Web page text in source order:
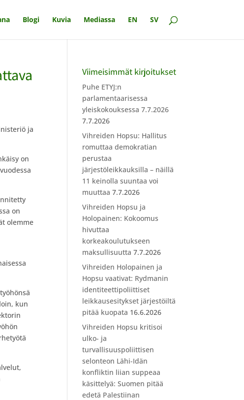
Blogi Kuvia Mediassa EN SV
ja
on
on
olemme
kun
Viimeisimmät kirjoitukset
Puhe ETYJ:n
parlamentaarisessa
yleiskokouksessa 7.7.2026
7.7.2026
Vihreiden Hopsu: Hallitus
romuttaa demokratian
perustaa
järjestöleikkauksilla – näillä
11 keinolla suuntaa voi
muuttaa 7.7.2026
Vihreiden Hopsu ja
Holopainen: Kokoomus
hivuttaa
korkeakoulutukseen
maksullisuutta 7.7.2026
Vihreiden Holopainen ja
Hopsu vaativat: Rydmanin
identiteettipoliittiset
leikkausesitykset järjestöiltä
pitää kuopata 16.6.2026
Vihreiden Hopsu kritisoi
ulko- ja
turvallisuuspoliittisen
selonteon Lähi-Idän
konfliktin liian suppeaa
käsittelyä: Suomen pitää
edetä Palestiinan